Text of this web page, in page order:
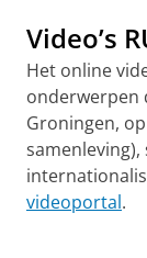
Video’s
Het online
onderwerpen
Groningen,
videoportal.